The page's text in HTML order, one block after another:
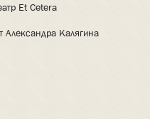
Et Cetera
Калягина